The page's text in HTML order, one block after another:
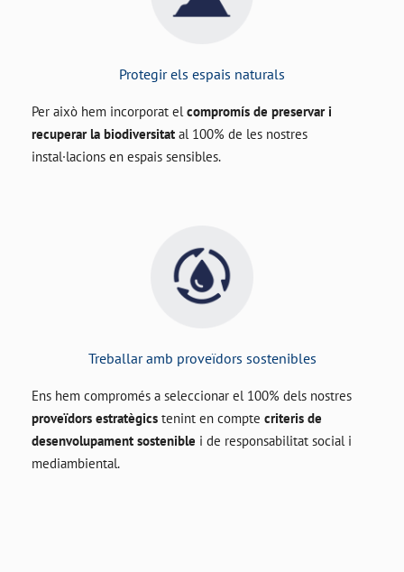
Protegir els espais naturals
Per això hem incorporat el compromís de preservar i
recuperar la biodiversitat al 100% de les nostres
instal·lacions en espais sensibles.
Treballar amb proveïdors sostenibles
Ens hem compromés a seleccionar el 100% dels nostres
proveïdors estratègics tenint en compte criteris de
desenvolupament sostenible i de responsabilitat social i
mediambiental.